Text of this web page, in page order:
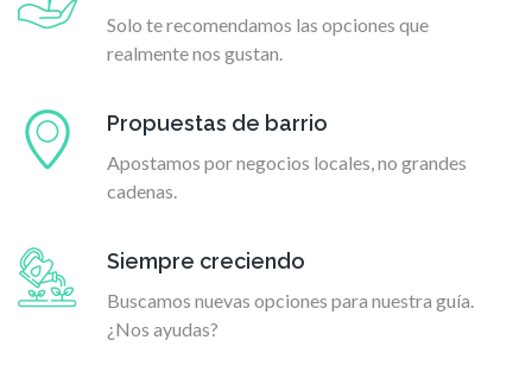
Solo te recomendamos las opciones que
realmente nos gustan.
Propuestas de barrio
Apostamos por negocios locales, no grandes
cadenas.
Siempre creciendo
Buscamos nuevas opciones para nuestra guía.
¿Nos ayudas?